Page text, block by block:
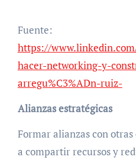
Fuente:
https://
hacer-networking-y-
arregu%C3%ADn-ruiz-
Alianzas estratégicas
Formar alianzas con
a compartir recursos y